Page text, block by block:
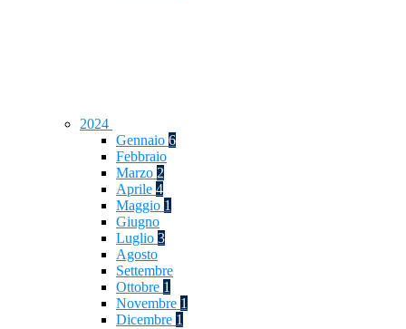
2024
Gennaio 6
Febbraio
Marzo 2
Aprile 4
Maggio 1
Giugno
Luglio 3
Agosto
Settembre
Ottobre 1
Novembre 1
Dicembre 1